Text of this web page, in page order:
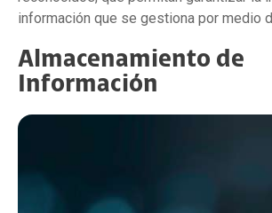
información que se gestiona por medio
Almacenamiento de
Información